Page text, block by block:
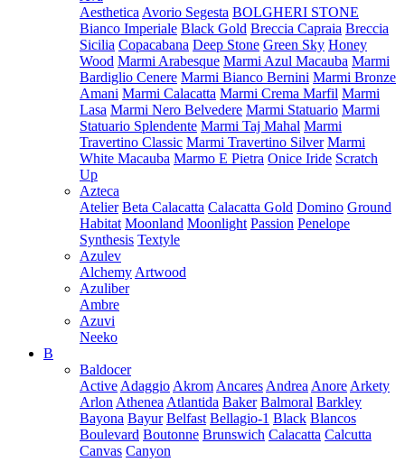
Aesthetica Avorio Segesta BOLGHERI STONE
Bianco Imperiale Black Gold Breccia Capraia Breccia
Sicilia Copacabana Deep Stone Green Sky Honey
Wood Marmi Arabesque Marmi Azul Macauba Marmi
Bardiglio Cenere Marmi Bianco Bernini Marmi Bronze
Amani Marmi Calacatta Marmi Crema Marfil Marmi
Lasa Marmi Nero Belvedere Marmi Statuario Marmi
Statuario Splendente Marmi Taj Mahal Marmi
Travertino Classic Marmi Travertino Silver Marmi
White Macauba Marmo E Pietra Onice Iride Scratch
Up
Azteca
Atelier Beta Calacatta Calacatta Gold Domino Ground
Habitat Moonland Moonlight Passion Penelope
Synthesis Textyle
Azulev
Alchemy Artwood
Azuliber
Ambre
Azuvi
Neeko
B
Baldocer
Active Adaggio Akrom Ancares Andrea Anore Arkety
Arlon Athenea Atlantida Baker Balmoral Barkley
Bayona Bayur Belfast Bellagio-1 Black Blancos
Boulevard Boutonne Brunswich Calacatta Calcutta
Canvas Canyon